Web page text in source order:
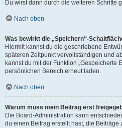
Du wirst dann durch die weiteren Schritte
Nach oben
Was bewirkt die „Speichern“-
Hiermit kannst du die geschriebene
späteren Zeitpunkt vervollständigen und
kannst du mit der Funktion „Gespeicherte
persönlichen Bereich erneut laden.
Nach oben
Warum muss mein Beitrag erst
Die Board-Administration kann
du einen Beitrag erstellt hast, die Beiträge